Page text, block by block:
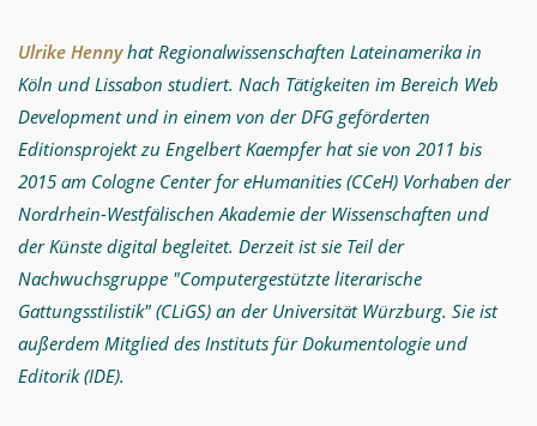
Ulrike Hennyhat Regionalwissenschaften Lateinamerika in
Köln und Lissabon studiert. Nach Tätigkeiten im Bereich Web
Development und in einem von der DFG geförderten
Editionsprojekt zu Engelbert Kaempfer hat sie von 2011 bis
2015 am Cologne Center for eHumanities (CCeH) Vorhaben der
Nordrhein-Westfälischen Akademie der Wissenschaften und
der Künste digital begleitet. Derzeit ist sie Teil der
Nachwuchsgruppe "Computergestützte literarische
Gattungsstilistik" (CLiGS) an der Universität Würzburg. Sie ist
außerdem Mitglied des Instituts für Dokumentologie und
Editorik (IDE).